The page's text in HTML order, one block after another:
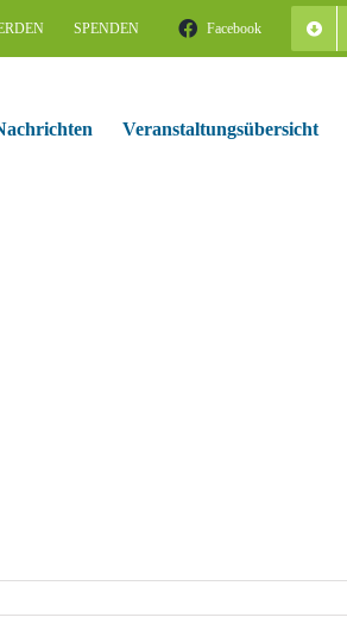
SPENDEN Facebook
Veranstaltungsübersicht